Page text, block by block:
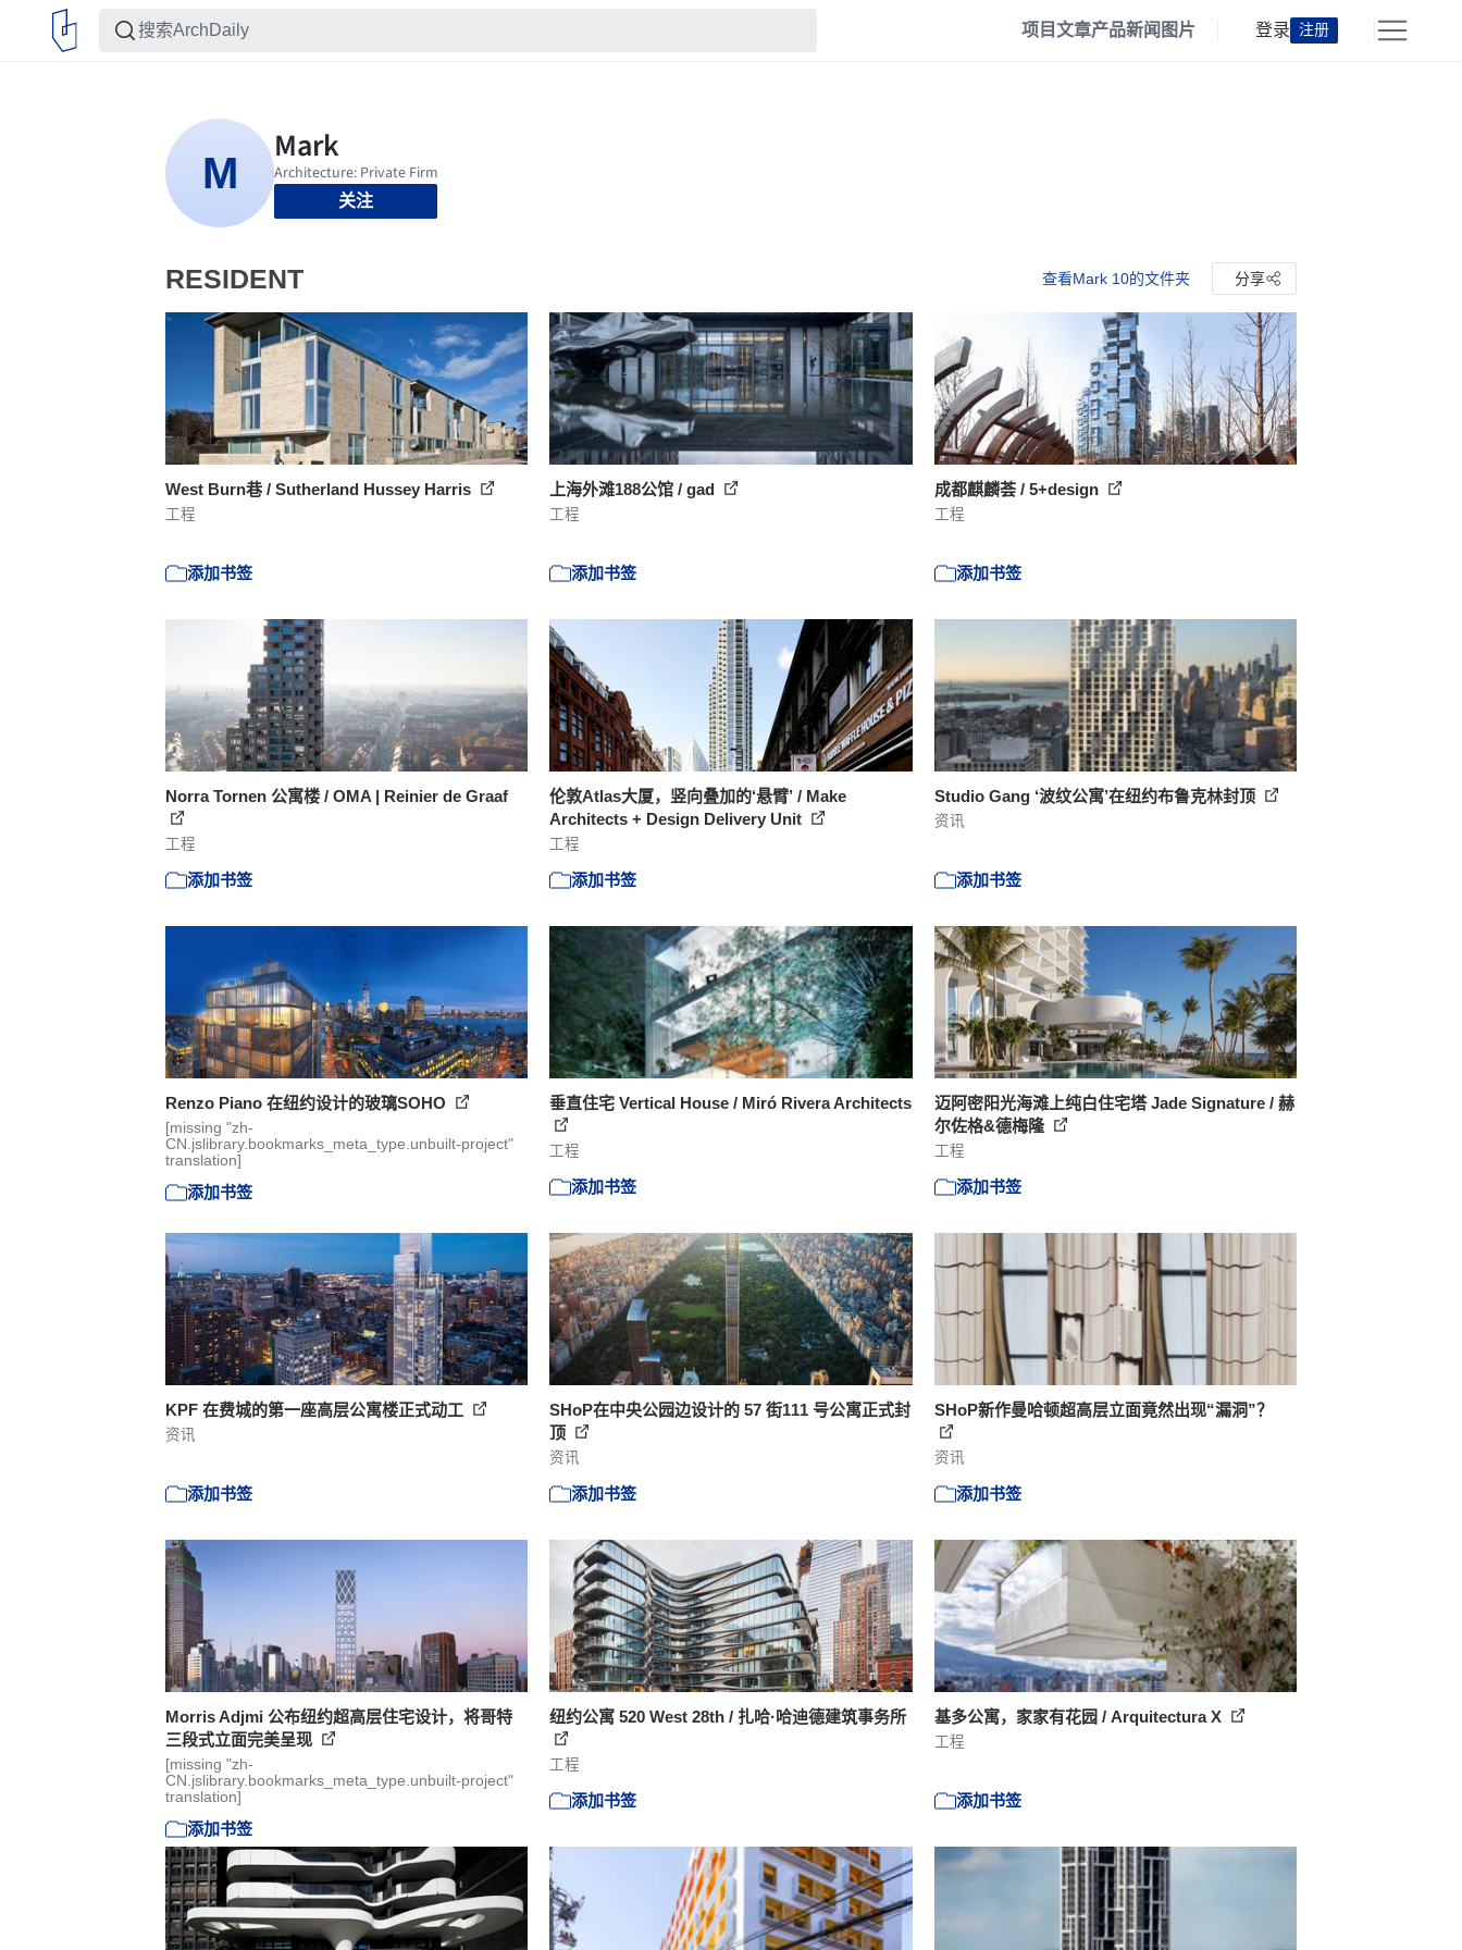
项目文章产品新闻 图片 登录 注册
关注
RESIDENT 查看Mark 10的文件夹 分享
West Burn巷 / Sutherland Hussey Harris
工程
添加书签
上海外滩188公馆 / gad
工程
添加书签
成都麒麟荟 / 5+design
工程
添加书签
Norra Tornen 公寓楼 / OMA | Reinier de Graaf
工程
添加书签
伦敦Atlas大厦，竖向叠加的‘悬臂’ / Make
Architects + Design Delivery Unit
工程
添加书签
Studio Gang ‘波纹公寓’在纽约布鲁克林封顶
资讯
添加书签
Renzo Piano 在纽约设计的玻璃SOHO
[missing "zh-
CN.jslibrary.bookmarks_meta_type.unbuilt-project"
translation]
添加书签
垂直住宅 Vertical House / Miró Rivera Architects
工程
添加书签
迈阿密阳光海滩上纯白住宅塔 Jade Signature / 赫
尔佐格&德梅隆
工程
添加书签
KPF 在费城的第一座高层公寓楼正式动工
资讯
添加书签
SHoP在中央公园边设计的 57 街111 号公寓正式封
顶
资讯
添加书签
SHoP新作曼哈顿超高层立面竟然出现“漏洞”？
资讯
添加书签
Morris Adjmi 公布纽约超高层住宅设计，将哥特
三段式立面完美呈现
[missing "zh-
CN.jslibrary.bookmarks_meta_type.unbuilt-project"
translation]
添加书签
纽约公寓 520 West 28th / 扎哈·哈迪德建筑事务所
工程
添加书签
基多公寓，家家有花园 / Arquitectura X
工程
添加书签